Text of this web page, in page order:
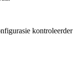
kontroleerder